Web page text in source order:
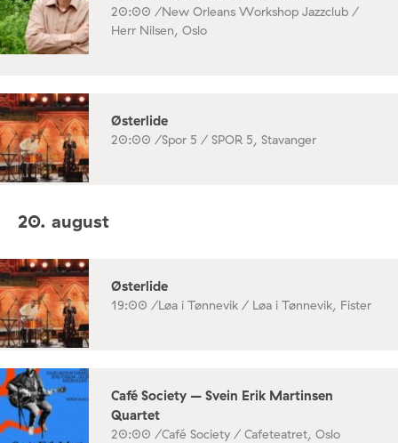
20:00 /New Orleans Workshop Jazzclub /
Herr Nilsen, Oslo
Østerlide
20:00 /Spor 5 / SPOR 5, Stavanger
20. august
Østerlide
19:00 /Løa i Tønnevik / Løa i Tønnevik, Fister
Café Society – Svein Erik Martinsen
Quartet
20:00 /Café Society / Cafeteatret, Oslo